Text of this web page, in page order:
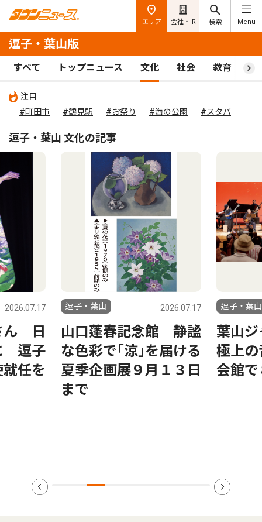
エリア 会社・IR 検索 Menu
逗子・葉山版
すべて トップニュース 文化 社会 教育 ス
注目
#町田市
#鶴見駅 #お祭り #海の公園 #スタバ
逗子・葉山 文化の記事
2026.07.17
ん 日
逗子
任を
逗子・葉山 2026.07.17
山口蓬春記念館 静謐
な色彩で｢涼｣を届ける
夏季企画展９月１３日
まで
逗子・葉山
葉山
極上
会館